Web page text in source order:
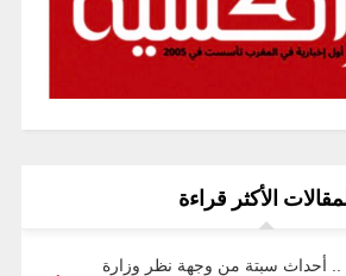
الأكثر قراءة
أحداث سبتة من وجهة نظر وزارة